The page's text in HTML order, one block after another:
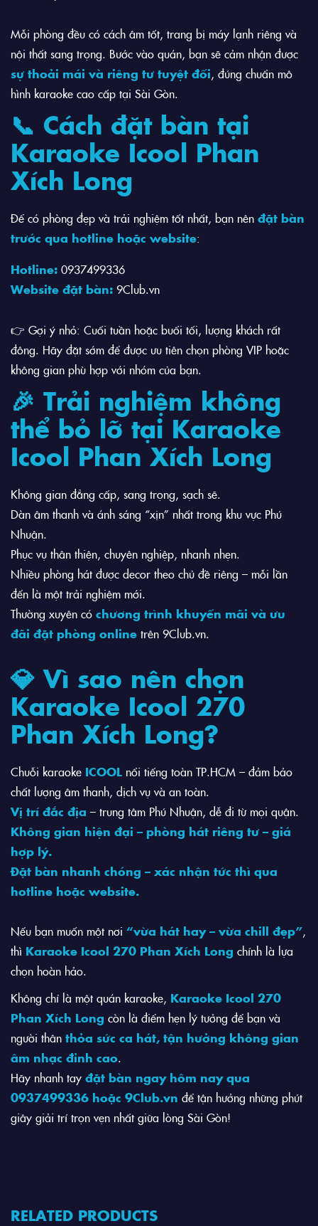
Mỗi phòng đều có cách âm tốt, trang bị máy lạnh riêng và
nội thất sang trọng. Bước vào quán, bạn sẽ cảm nhận được
sự thoải mái và riêng tư tuyệt đối, đúng chuẩn mô
hình karaoke cao cấp tại Sài Gòn.
📞 Cách đặt bàn tại
Karaoke Icool Phan
Xích Long
Để có phòng đẹp và trải nghiệm tốt nhất, bạn nên đặt bàn
trước qua hotline hoặc website:
Hotline: 0937499336
Website đặt bàn: 9Club.vn
👉 Gợi ý nhỏ: Cuối tuần hoặc buổi tối, lượng khách rất
đông. Hãy đặt sớm để được ưu tiên chọn phòng VIP hoặc
không gian phù hợp với nhóm của bạn.
🎉 Trải nghiệm không
thể bỏ lỡ tại Karaoke
Icool Phan Xích Long
Không gian đẳng cấp, sang trọng, sạch sẽ.
Dàn âm thanh và ánh sáng “xịn” nhất trong khu vực Phú
Nhuận.
Phục vụ thân thiện, chuyên nghiệp, nhanh nhẹn.
Nhiều phòng hát được decor theo chủ đề riêng – mỗi lần
đến là một trải nghiệm mới.
Thường xuyên có chương trình khuyến mãi và ưu
đãi đặt phòng online trên 9Club.vn.
💎 Vì sao nên chọn
Karaoke Icool 270
Phan Xích Long?
Chuỗi karaoke ICOOL nổi tiếng toàn TP.HCM – đảm bảo
chất lượng âm thanh, dịch vụ và an toàn.
Vị trí đắc địa – trung tâm Phú Nhuận, dễ đi từ mọi quận.
Không gian hiện đại – phòng hát riêng tư – giá
hợp lý.
Đặt bàn nhanh chóng – xác nhận tức thì qua
hotline hoặc website.
Nếu bạn muốn một nơi “vừa hát hay – vừa chill đẹp”,
thì Karaoke Icool 270 Phan Xích Long chính là lựa
chọn hoàn hảo.
Không chỉ là một quán karaoke, Karaoke Icool 270
Phan Xích Long còn là điểm hẹn lý tưởng để bạn và
người thân thỏa sức ca hát, tận hưởng không gian
âm nhạc đỉnh cao.
Hãy nhanh tay đặt bàn ngay hôm nay qua
0937499336 hoặc 9Club.vn để tận hưởng những phút
giây giải trí trọn vẹn nhất giữa lòng Sài Gòn!
RELATED PRODUCTS